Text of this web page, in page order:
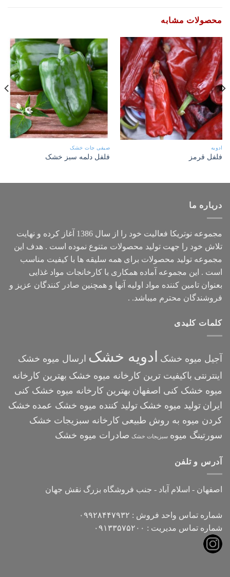
محصولات مشابه
ادویه
فلفل قرمز
صیفی جات خشک
فلفل دلمه سبز خشک
درباره ما
مجموعه نوتریکا
فعالیت خود را از سال 1386 آغاز کرده و نهایت
تلاش خود را جهت تولید محصولات متنوع نموده است . هدف این
مجموعه تولید محصولات برای همه سلیقه ها با کیفیت مناسب
است . این مجموعه آماده همکاری با کارخانجات مواد غذایی
بعنوان تامین کننده مواد اولیه آنها و همچنین صادر کنندگان عزیز و
فروشندگان محترم میباشد. .
کلمات کلیدی
آجیل میوه خشک ادویه خشک ارسال میوه خشک
اینترنتی باکیفیت ترین کارخانه میوه خشک بهترین کارخانه
میوه خشک کنی اصفهان بهترین کارخانه میوه خشک کنی
ایران تولید میوه خشک تولید کننده میوه خشک عمده خشک
کردن میوه به روش طبیعی کارخانه سبزیجات خشک
سورتینگ میوه سبزیجات خشک صادرات میوه خشک
آدرس و تلفن
اصفهان - اسلام آباد - جنب فروشگاه بزرگ نقش جهان
شماره تماس واحد فروش : ۰۹۹۲۸۴۴۷۹۳۲
شماره تماس مدیریت : ۰۹۱۳۳۵۷۵۲۰۰